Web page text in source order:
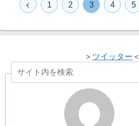
1 2 3 4 5
＞ ツイッター ＜